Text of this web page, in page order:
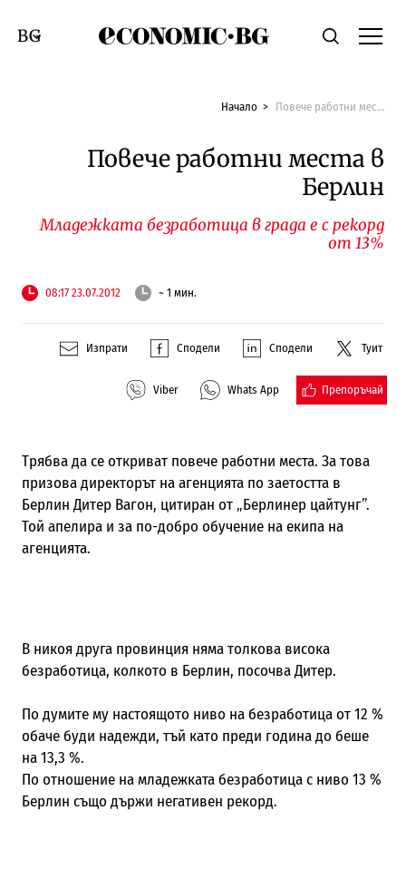
Economic.bgТърсене
Смяна на език
Начало Повече работни места в Берлин
Повече работни места в
Берлин
Младежката безработица в града е с рекорд
от 13%
08:17 23.07.2012 ~ 1 мин.
Изпрати Сподели Сподели Туит
Viber Whats App Препоръчай
Трябва да се откриват повече работни места. За това
призова директорът на агенцията по заетостта в
Берлин Дитер Вагон, цитиран от „Берлинер цайтунг”.
Той апелира и за по-добро обучение на екипа на
агенцията.
В никоя друга провинция няма толкова висока
безработица, колкото в Берлин, посочва Дитер.
По думите му настоящото ниво на безработица от 12 %
обаче буди надежди, тъй като преди година до беше
на 13,3 %.
По отношение на младежката безработица с ниво 13 %
Берлин също държи негативен рекорд.